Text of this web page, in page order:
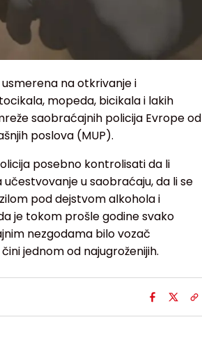
na otkrivanje i
mopeda, bicikala i lakih
saobraćajnih policija Evrope od
poslova (MUP).
posebno kontrolisati da li
u saobraćaju, da li se
pod dejstvom alkohola i
je tokom prošle godine svako
nezgodama bilo vozač
jednom od najugroženijih.